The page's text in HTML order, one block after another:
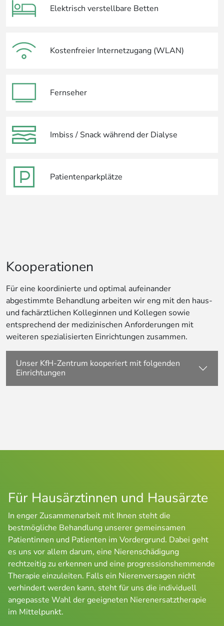
Elektrisch verstellbare Betten
Kostenfreier Internetzugang (WLAN)
Fernseher
Imbiss / Snack während der Dialyse
Patientenparkplätze
Kooperationen
Für eine koordinierte und optimal aufeinander
abgestimmte Behandlung arbeiten wir eng mit den haus-
und fachärztlichen Kolleginnen und Kollegen sowie
entsprechend der medizinischen Anforderungen mit
weiteren spezialisierten Einrichtungen zusammen.
Unser KfH-Zentrum kooperiert mit folgenden
Einrichtungen
Für Hausärztinnen und Hausärzte
In enger Zusammenarbeit mit Ihnen steht die
bestmögliche Behandlung unserer gemeinsamen
Patientinnen und Patienten im Vordergrund. Dabei geht
es uns vor allem darum, eine Nierenschädigung
rechtzeitig zu erkennen und eine progressionshemmende
Therapie einzuleiten. Falls ein Nierenversagen nicht
verhindert werden kann, steht für uns die individuell
angepasste Wahl der geeigneten Nierenersatztherapie
im Mittelpunkt.